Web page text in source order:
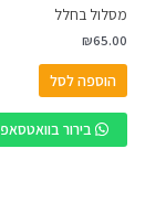
מסלול בחלל
₪65.00
הוספה לסל
בירור בוואטסאפ